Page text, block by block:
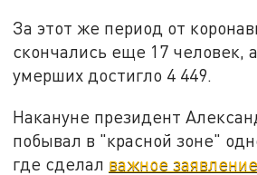
За этот же период от
скончались еще 17 человек,
умерших достигло 4 449.
Накануне президент
побывал в "красной зоне"
где сделал важное заявление